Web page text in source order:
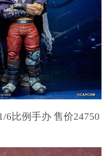
6比例手办 售价24750